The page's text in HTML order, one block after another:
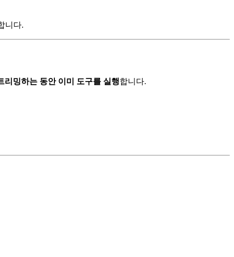
니다.
밍하는 동안 이미 도구를 실행합니다.